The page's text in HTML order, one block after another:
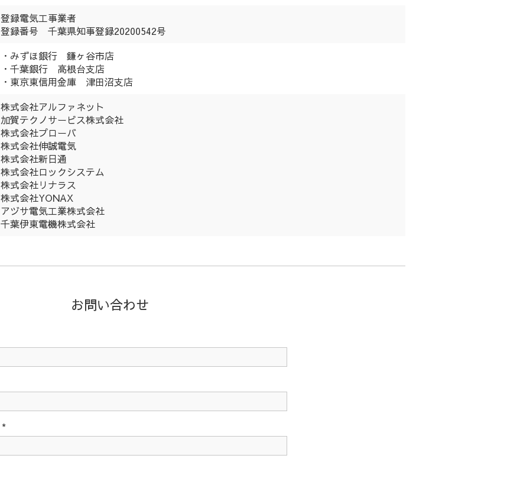
登録電気工事業者
登録番号 千葉県知事登録20200542号
・みずほ銀行 鎌ヶ谷市店
・千葉銀行 高根台支店
・東京東信用金庫 津田沼支店
株式会社アルファネット
加賀テクノサービス株式会社
株式会社プローバ
株式会社伸誠電気
株式会社新日通
株式会社ロックシステム
株式会社リナラス
株式会社YONAX
アヅサ電気工業株式会社
千葉伊東電機株式会社
お問い合わせ
*